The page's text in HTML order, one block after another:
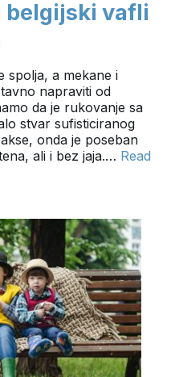
belgijski vafli
spolja, a mekane i
napraviti od
da je rukovanje sa
stvar sufisticiranog
onda je poseban
ali i bez jaja.… Read